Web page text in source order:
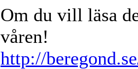
Om du vill läsa
våren!
http://